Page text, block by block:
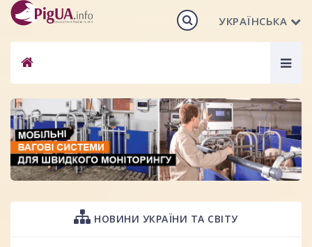
УКРАЇНСЬКА
НОВИНИ УКРАЇНИ ТА СВІТУ